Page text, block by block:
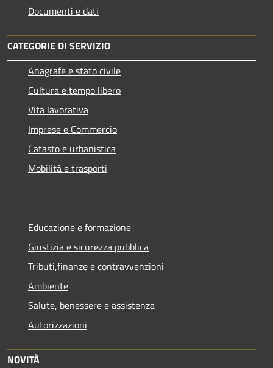
Documenti e dati
CATEGORIE DI SERVIZIO
Anagrafe e stato civile
Cultura e tempo libero
Vita lavorativa
Imprese e Commercio
Catasto e urbanistica
Mobilità e trasporti
Educazione e formazione
Giustizia e sicurezza pubblica
Tributi,finanze e contravvenzioni
Ambiente
Salute, benessere e assistenza
Autorizzazioni
NOVITÀ